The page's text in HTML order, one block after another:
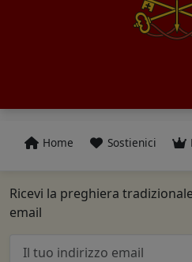
Home Sostienici
Ricevi la preghiera
email